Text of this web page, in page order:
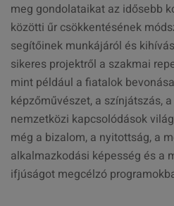
meg gondolataikat az idősebb
közötti űr csökkentésének
segítőinek munkájáról és
sikeres projektről a szakmai
mint például a fiatalok
képzőművészet, a színjátszás,
nemzetközi kapcsolódások
még a bizalom, a nyitottság, a
alkalmazkodási képesség és a
ifjúságot megcélzó